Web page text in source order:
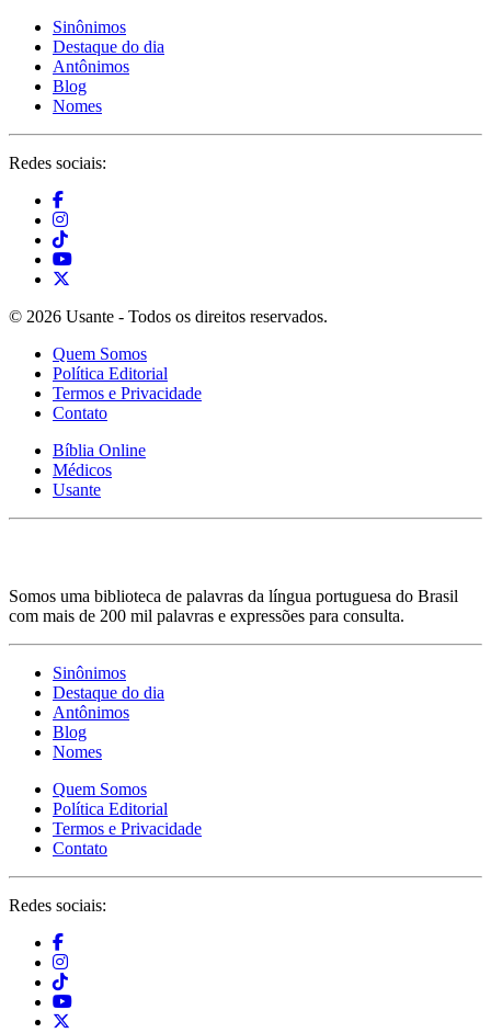
Sinônimos
Destaque do dia
Antônimos
Blog
Nomes
Redes sociais:
© 2026 Usante - Todos os direitos reservados.
Quem Somos
Política Editorial
Termos e Privacidade
Contato
Bíblia Online
Médicos
Usante
Somos uma biblioteca de palavras da língua portuguesa do Brasil
com mais de 200 mil palavras e expressões para consulta.
Sinônimos
Destaque do dia
Antônimos
Blog
Nomes
Quem Somos
Política Editorial
Termos e Privacidade
Contato
Redes sociais: